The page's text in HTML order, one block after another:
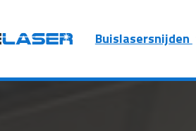
Buislasersnijden